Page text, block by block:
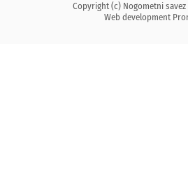
Copyright (c) Nogometni savez
Web development